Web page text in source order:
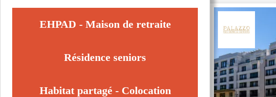
EHPAD - Maison de retraite
Résidence seniors
Habitat partagé - Colocation